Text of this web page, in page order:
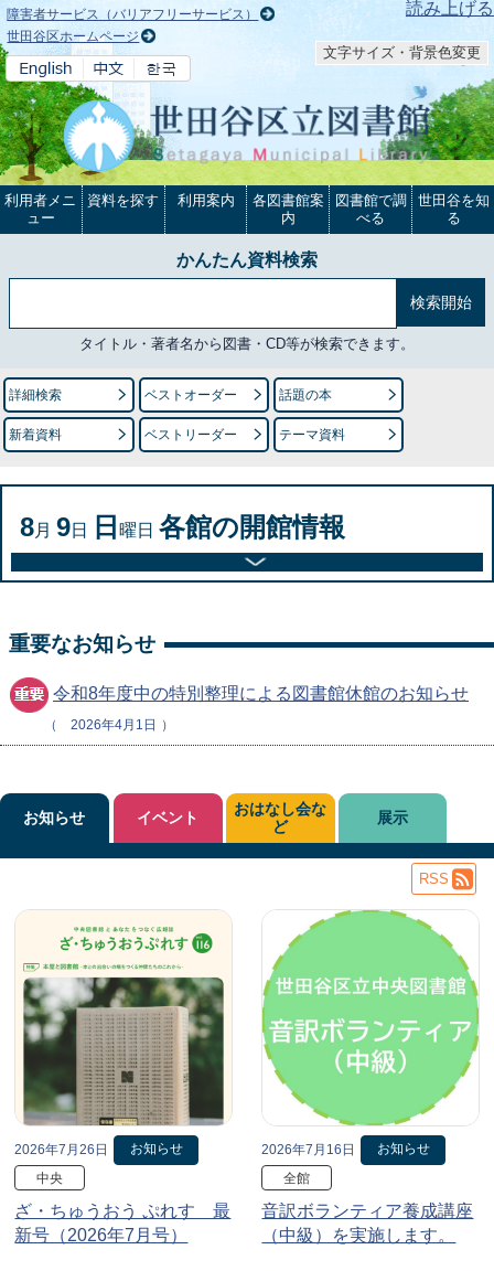
本文へ 読み上げる
障害者サービス（バリアフリーサービス）
世田谷区ホームページ
文字サイズ・背景色変更
利用者メニ
ュー
資料を探す 利用案内
各図書館案
内
図書館で調
べる
世田谷を知
る
かんたん資料検索
タイトル・著者名から図書・CD等が検索できます。
詳細検索 ベストオーダー 話題の本
新着資料 ベストリーダー テーマ資料
8月 9日 日 曜日 各館の開館情報
重要なお知らせ
令和8年度中の特別整理による図書館休館のお知らせ
2026年4月1日
お知らせ
2026年7月26日
お知らせ
中央
ざ・ちゅうおう ぷれす 最
新号（2026年7月号）
2026年7月16日
お知らせ
全館
音訳ボランティア養成講座
（中級）を実施します。
イベント
おはなし会な
ど
展示
RSS